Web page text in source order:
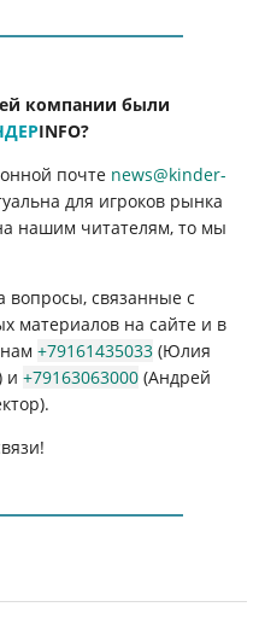
компании были
INFO?
почте news@kinder-
для игроков рынка
нашим читателям, то мы
вопросы, связанные с
материалов на сайте и в
+79161435033 (Юлия
и +79163063000 (Андрей